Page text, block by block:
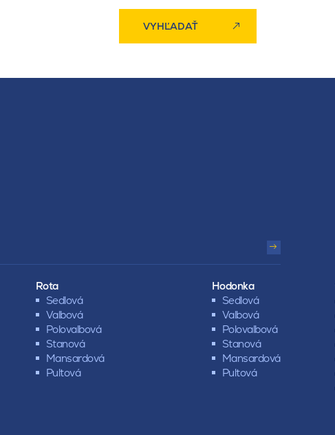
VYHĽADAŤ
Rota
Sedlová
Valbová
Polovalbová
Stanová
Mansardová
Pultová
Hodonka
Sedlová
Valbová
Polovalbová
Stanová
Mansardová
Pultová